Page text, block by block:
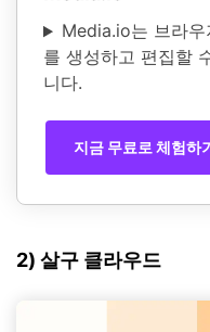
Media.io는 브라
를 생성하고 편집할
니다.
지금 무료로 체험하
2) 살구 클라우드